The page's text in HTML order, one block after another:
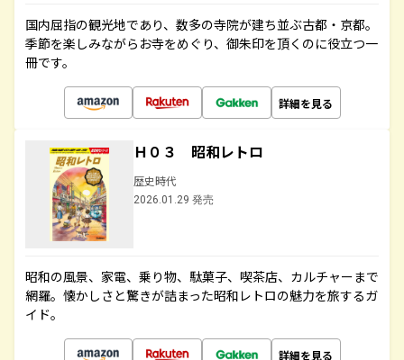
国内屈指の観光地であり、数多の寺院が建ち並ぶ古都・京都。
季節を楽しみながらお寺をめぐり、御朱印を頂くのに役立つ一
冊です。
詳細を見る
Ｈ０３ 昭和レトロ
歴史時代
2026.01.29 発売
昭和の風景、家電、乗り物、駄菓子、喫茶店、カルチャーまで
網羅。懐かしさと驚きが詰まった昭和レトロの魅力を旅するガ
イド。
詳細を見る